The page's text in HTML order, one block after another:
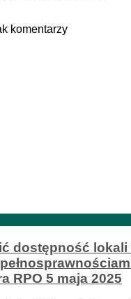
komentarzy
dostępność
RPO 5 maja 2025